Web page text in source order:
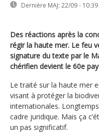
Dernière MAJ: 22/09 - 10:39
Des réactions après la
régir la haute mer. Le feu
signature du texte par le
chérifien devient le 60e
Le traité sur la haute mer
visant à protéger la
internationales.
cadre juridique. Mais ça
un pas significatif.